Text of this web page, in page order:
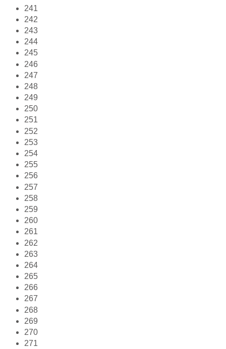
241
242
243
244
245
246
247
248
249
250
251
252
253
254
255
256
257
258
259
260
261
262
263
264
265
266
267
268
269
270
271